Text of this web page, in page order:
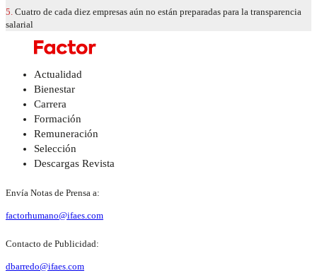
5. Cuatro de cada diez empresas aún no están preparadas para la transparencia
salarial
Actualidad
Bienestar
Carrera
Formación
Remuneración
Selección
Descargas Revista
Envía Notas de Prensa a:
factorhumano@ifaes.com
Contacto de Publicidad:
dbarredo@ifaes.com